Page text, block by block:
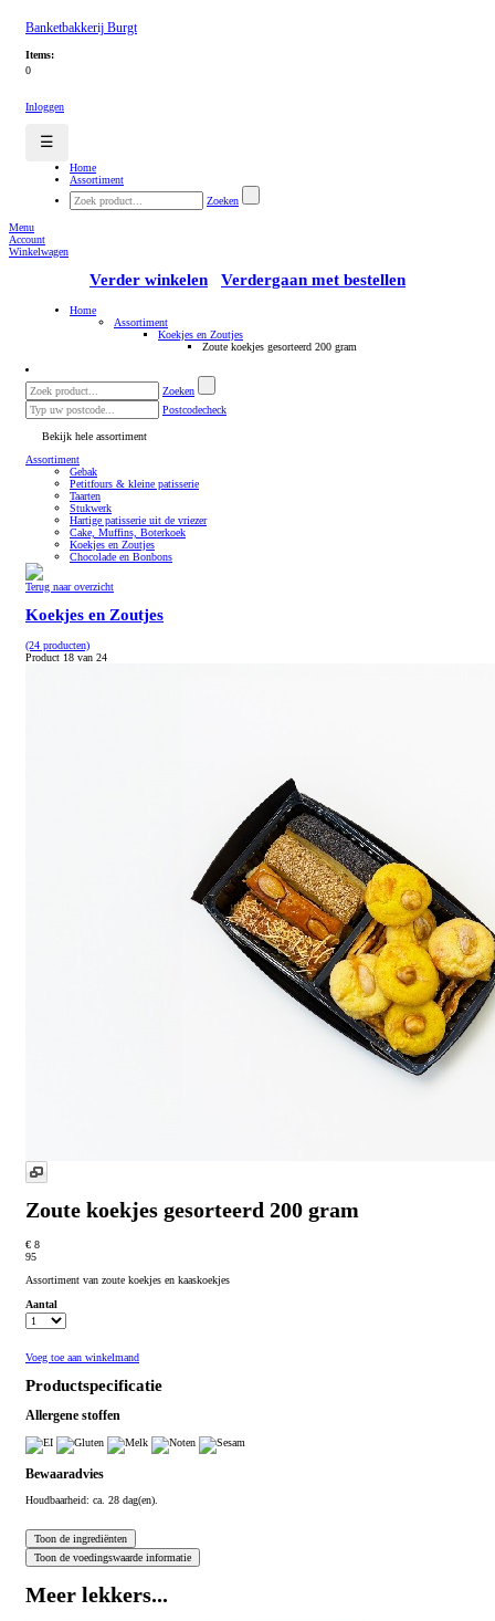
Banketbakkerij Burgt
Items:
0
Inloggen
☰
Home
Assortiment
Zoeken
Menu
Account
Winkelwagen
Verder winkelen Verdergaan met bestellen
Home
Assortiment
Koekjes en Zoutjes
Zoute koekjes gesorteerd 200 gram
Zoeken
Postcodecheck
Bekijk hele assortiment
Assortiment
Gebak
Petitfours & kleine patisserie
Taarten
Stukwerk
Hartige patisserie uit de vriezer
Cake, Muffins, Boterkoek
Koekjes en Zoutjes
Chocolade en Bonbons
Terug naar overzicht
Koekjes en Zoutjes
(24 producten)
Product 18 van 24
Zoute koekjes gesorteerd 200 gram
€ 8
95
Assortiment van zoute koekjes en kaaskoekjes
Aantal
Voeg toe aan winkelmand
Productspecificatie
Allergene stoffen
Bewaaradvies
Houdbaarheid: ca. 28 dag(en).
Meer lekkers...